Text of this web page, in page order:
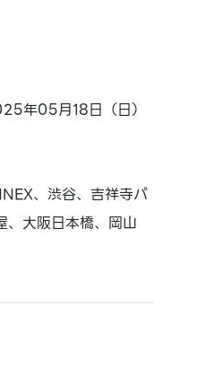
年05月18日（日）
、渋谷、吉祥寺パ
、大阪日本橋、岡山